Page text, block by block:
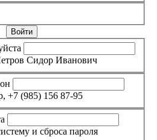
Сидор Иванович
+7 (985) 156 87-95
и сброса пароля